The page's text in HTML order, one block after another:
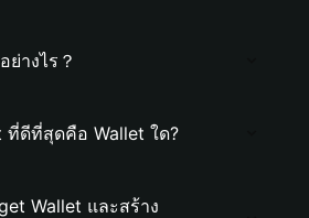
างไร？
ที่ดีที่สุดคือ Wallet ใด?
Wallet และสร้าง